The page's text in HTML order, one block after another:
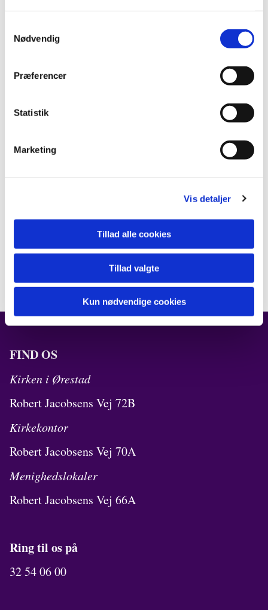
Nødvendig
Præferencer
Statistik
Marketing
Vis detaljer
Tillad alle cookies
Tillad valgte
Kun nødvendige cookies
FIND OS
Kirken i Ørestad
Robert Jacobsens Vej 72B
Kirkekontor
Robert Jacobsens Vej 70A
Menighedslokaler
Robert Jacobsens Vej 66A
Ring til os på
32 54 06 00